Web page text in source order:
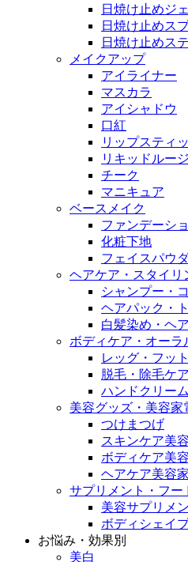
日焼け止めジ
日焼け止めス
日焼け止めス
メイクアップ
アイライナー
マスカラ
アイシャドウ
口紅
リップスティ
リキッドルー
チーク
マニキュア
ベースメイク
ファンデーシ
化粧下地
フェイスパウ
ヘアケア・スタイリ
シャンプー・
ヘアパック・
白髪染め・ヘ
ボディケア・オーラ
レッグ・フッ
脱毛・除毛ケア
ハンドクリー
美容グッズ・美容家
つけまつげ
スキンケア美
ボディケア美
ヘアケア美容
サプリメント・フー
美容サプリメ
ボディシェイ
お悩み・効果別
美白